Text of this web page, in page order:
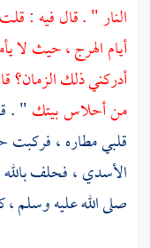
النار " . قال فيه :
أيام الهرج ، حيث لا
أدركني ذلك
من أحلاس بيتك" .
قلبي مطاره ،
الأسدي ،فحلف
صلى الله عليه وسلم ،